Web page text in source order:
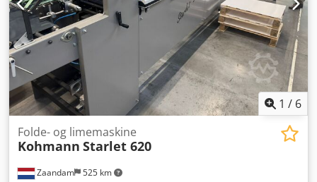
1 / 6
Zaandam 525 km
Folde- og limemaskine
Kohmann Starlet 620